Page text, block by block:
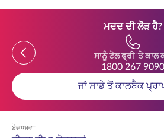
ਮਦਦ ਦੀ ਲੋੜ ਹੈ?
Previous
ਸਾਨੂੰ ਟੋਲ ਫ੍ਰੀ 'ਤੇ ਕਾਲ
1800 267 9090
ਜਾਂ ਸਾਡੇ ਤੋਂ ਕਾਲਬੈਕ
ਬੇਦਾਅਵਾ